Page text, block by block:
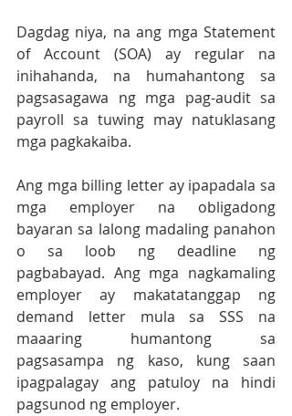
Dagdag niya, na ang mga Statement
of Account (SOA) ay regular na
inihahanda, na humahantong sa
pagsasagawa ng mga pag-audit sa
payroll sa tuwing may natuklasang
mga pagkakaiba.
Ang mga billing letter ay ipapadala sa
mga employer na obligadong
bayaran sa lalong madaling panahon
o sa loob ng deadline ng
pagbabayad. Ang mga nagkamaling
employer ay makatatanggap ng
demand letter mula sa SSS na
maaaring humantong sa
pagsasampa ng kaso, kung saan
ipagpalagay ang patuloy na hindi
pagsunod ng employer.